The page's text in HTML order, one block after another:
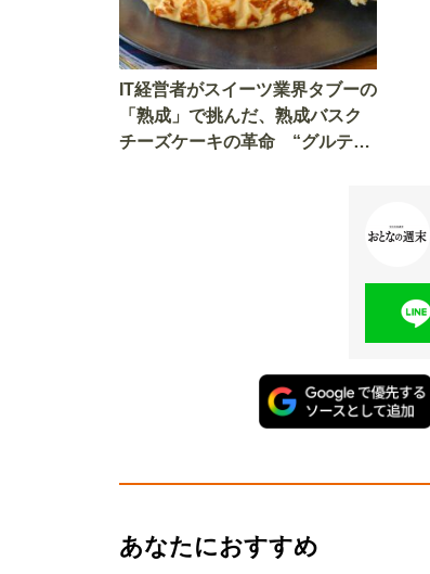
IT経営者がスイーツ業界タブーの
「熟成」で挑んだ、熟成バスク
チーズケーキの革命 “グルテン
あなたにおすすめ